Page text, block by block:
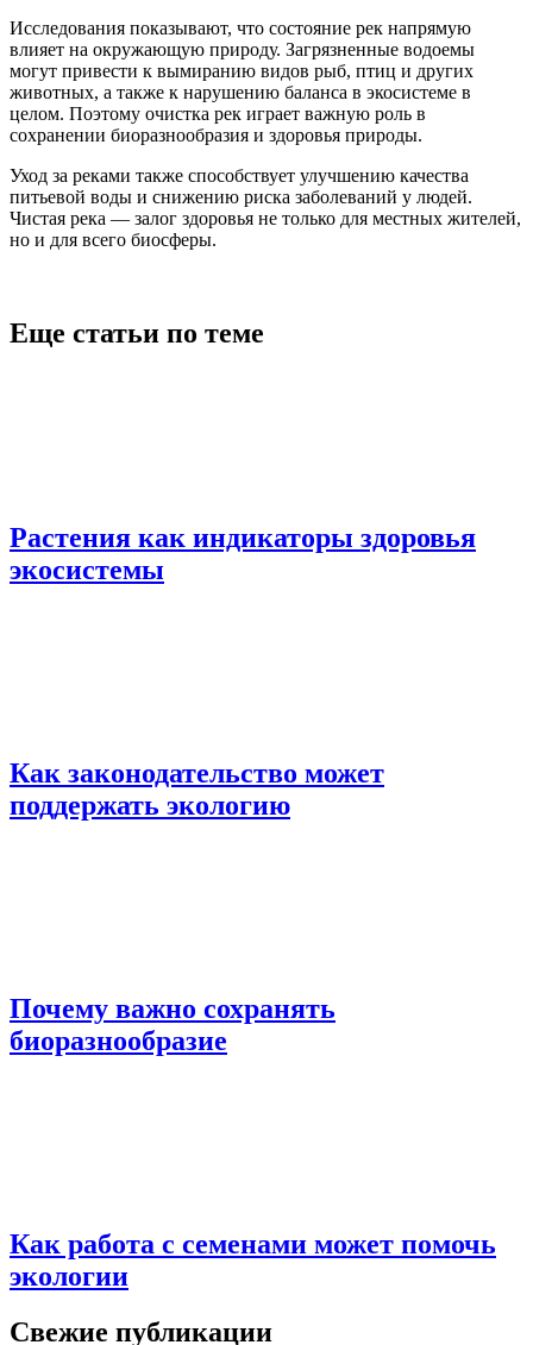
Исследования показывают, что состояние рек напрямую
влияет на окружающую природу. Загрязненные водоемы
могут привести к вымиранию видов рыб, птиц и других
животных, а также к нарушению баланса в экосистеме в
целом. Поэтому очистка рек играет важную роль в
сохранении биоразнообразия и здоровья природы.
Уход за реками также способствует улучшению качества
питьевой воды и снижению риска заболеваний у людей.
Чистая река — залог здоровья не только для местных жителей,
но и для всего биосферы.
Еще статьи по теме
Растения как индикаторы здоровья
экосистемы
Как законодательство может
поддержать экологию
Почему важно сохранять
биоразнообразие
Как работа с семенами может помочь
экологии
Свежие публикации